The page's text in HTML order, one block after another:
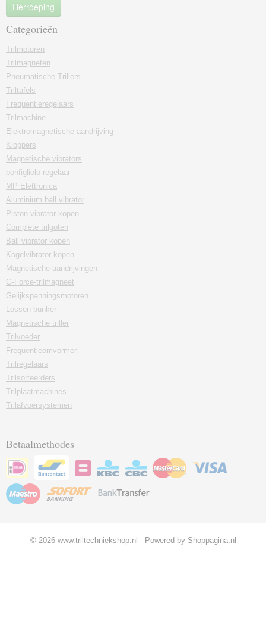
Herroeping
Categorieën
Trilmotoren
Trilmagneten
Pneumatische Trillers
Triltafels
Frequentieregelaars
Trilmachine
Elektromagnetische aandrijving
Kloppers
Magnetische vibrators
bonfigliolo-regelaar
MP Elettronica
Aluminium ball vibrator
Piston-vibrator kopen
Complete trilgoten
Ball vibrator kopen
Kogelvibrator kopen
Magnetische aandrijvingen
G-Force-trilmagneet
Gelijkspanningsmotoren
Lossen bunker
Magnetische triller
Trilvoeder
Frequentieomvormer
Trilregelaars
Trilsorteerders
Trilplaatmachines
Trilafvoersystemen
Betaalmethodes
© 2026 www.triltechniekshop.nl - Powered by Shoppagina.nl